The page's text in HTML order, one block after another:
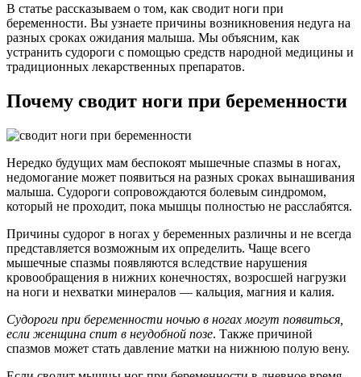
В статье рассказываем о том, как сводит ноги при
беременности. Вы узнаете причины возникновения недуга на
разных сроках ожидания малыша. Мы объясним, как
устранить судороги с помощью средств народной медицины и
традиционных лекарственных препаратов.
Почему сводит ноги при беременности
Нередко будущих мам беспокоят мышечные спазмы в ногах,
недомогание может появиться на разных сроках вынашивания
малыша. Судороги сопровождаются болевым синдромом,
который не проходит, пока мышцы полностью не расслабятся.
Причины судорог в ногах у беременных различны и не всегда
представляется возможным их определить. Чаще всего
мышечные спазмы появляются вследствие нарушения
кровообращения в нижних конечностях, возросшей нагрузки
на ноги и нехватки минералов — кальция, магния и калия.
Судороги при беременности ночью в ногах могут появиться,
если женщина спит в неудобной позе. Также причиной
спазмов может стать давление матки на нижнюю полую вену.